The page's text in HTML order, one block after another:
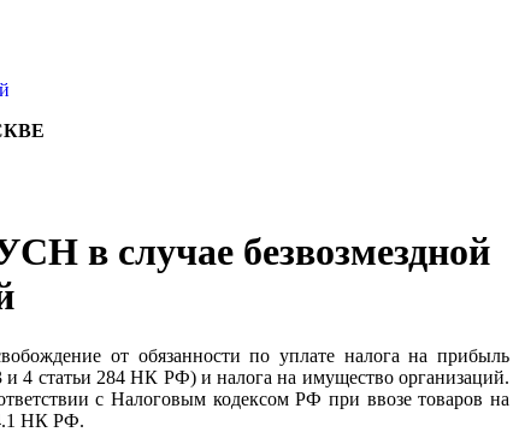
в случае безвозмездной
от обязанности по уплате налога на прибыль
4 статьи 284 НК РФ) и налога на имущество организаций.
с Налоговым кодексом РФ при ввозе товаров на
НК РФ.